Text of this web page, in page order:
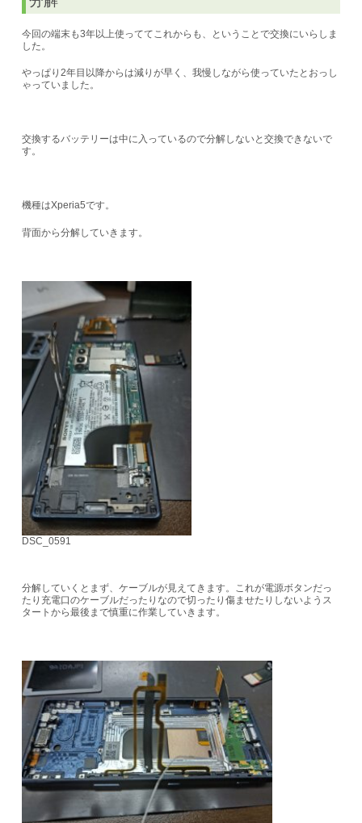
今回の端末も3年以上使っててこれからも、ということで交換にいらしま
した。
やっぱり2年目以降からは減りが早く、我慢しながら使っていたとおっし
ゃっていました。
交換するバッテリーは中に入っているので分解しないと交換できないで
す。
機種はXperia5です。
背面から分解していきます。
DSC_0591
分解していくとまず、ケーブルが見えてきます。これが電源ボタンだっ
たり充電口のケーブルだったりなので切ったり傷ませたりしないようス
タートから最後まで慎重に作業していきます。